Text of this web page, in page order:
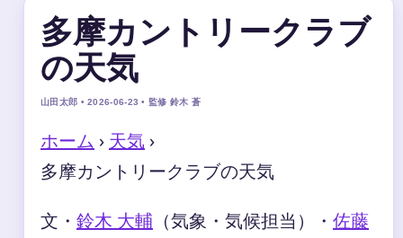
多摩カントリークラブ
の天気
山田太郎 • 2026-06-23 • 監修 鈴木 蒼
ホーム › 天気 ›
多摩カントリークラブの天気
文・ 鈴木 大輔 （気象・気候担当） ・ 佐藤